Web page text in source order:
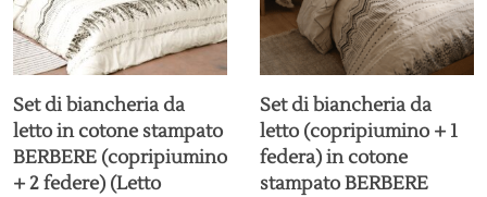
Set di biancheria da
letto in cotone stampato
BERBERE (copripiumino
+ 2 federe) (Letto
Set di biancheria da
letto (copripiumino + 1
federa) in cotone
stampato BERBERE